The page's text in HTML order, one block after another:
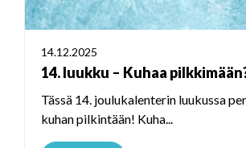
14.12.2025
14. luukku – Kuhaa
Tässä 14. joulukalenterin luukussa
kuhan pilkintään! Kuha...